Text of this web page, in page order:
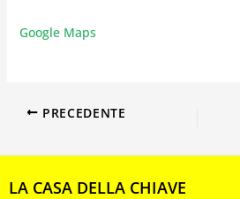
Google Maps
PRECEDENTE
LA CASA DELLA CHIAVE